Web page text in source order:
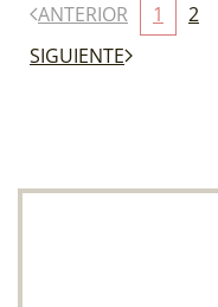
ANTERIOR 1 2
SIGUIENTE